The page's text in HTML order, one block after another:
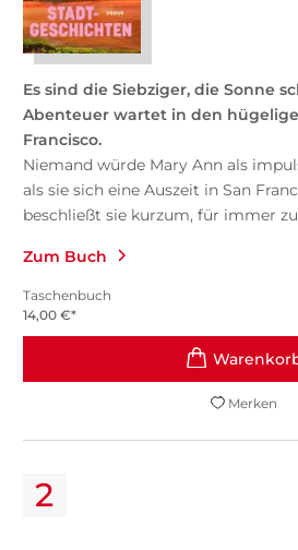
Es sind die Siebziger, die Sonne
Abenteuer wartet in den
Francisco.
Niemand würde Mary Ann als
als sie sich eine Auszeit in San
beschließt sie kurzum, für immer zu
Zum Buch
Taschenbuch
14,00 €*
Merken